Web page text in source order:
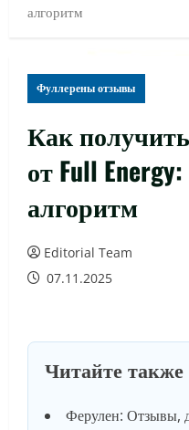
алгоритм
Фуллерены отзывы
Как
от Full
алгоритм
Editorial Team
07.11.2025
Читайте также
Ферулен: Отзывы,